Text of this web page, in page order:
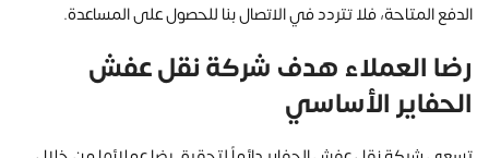
الدفع المتاحة، فلا تتردد في الاتصال بنا للحصول على المساعدة.
رضا العملاء هدف شركة نقل عفش
الحفاير الأساسي